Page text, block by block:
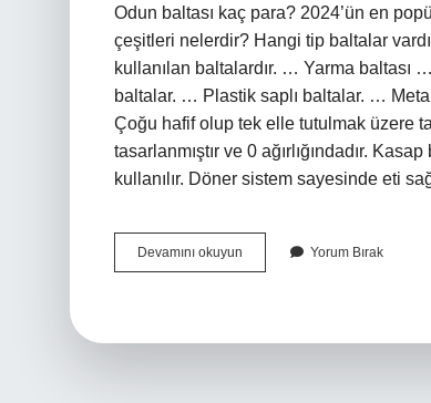
Odun baltası kaç para? 2024’ün en
çeşitleri nelerdir? Hangi tip baltalar
kullanılan baltalardır. … Yarma baltası
baltalar. … Plastik saplı baltalar. …
Çoğu hafif olup tek elle tutulmak üzere
tasarlanmıştır ve 0 ağırlığındadır.
kullanılır. Döner sistem sayesinde eti
Devamını okuyun Baltanın
Fiyatı
Yorum Bırak